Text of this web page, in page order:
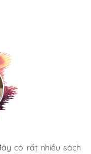
có rất nhiều sách
có rất nhiều sách
có rất nhiều sách